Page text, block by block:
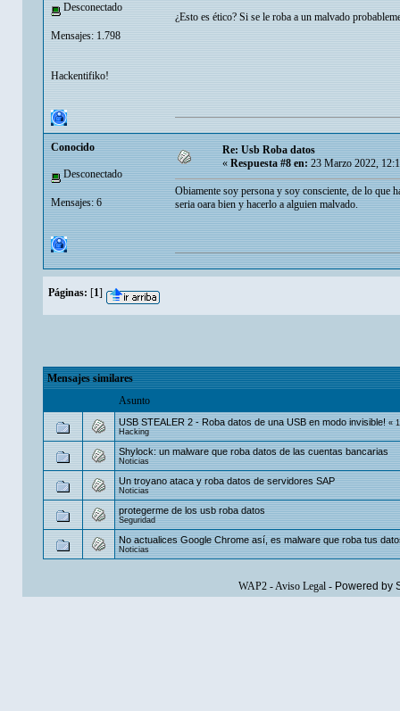
Desconectado
Mensajes: 1.798
Hackentifiko!
¿Esto es ético? Si se le roba a un malvado
Conocido
Desconectado
Mensajes: 6
Re: Usb Roba datos
«Respuesta #8 en:23 Marzo 2022,
Obiamente soy persona y soy consciente, de lo que
seria oara bien y hacerlo a alguien malvado.
Páginas: [1]
Mensajes similares
Asunto
USB STEALER 2 - Roba datos de una USB en modo invisible! «1
Hacking
Shylock: un malware que roba datos de las cuentas bancarias
Noticias
Un troyano ataca y roba datos de servidores SAP
Noticias
protegerme de los usb roba datos
Seguridad
No actualices Google Chrome así, es malware que roba tus
Noticias
WAP2-Aviso Legal- Powered by